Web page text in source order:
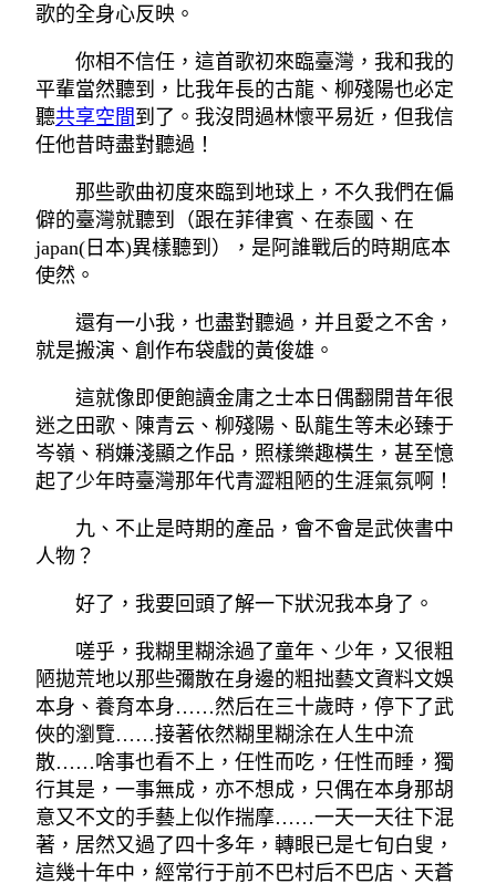
歌的全身心反映。
你相不信任，這首歌初來臨臺灣，我和我的
平輩當然聽到，比我年長的古龍、柳殘陽也必定
聽共享空間到了。我沒問過林懷平易近，但我信
任他昔時盡對聽過！
那些歌曲初度來臨到地球上，不久我們在偏
僻的臺灣就聽到（跟在菲律賓、在泰國、在
japan(日本)異樣聽到），是阿誰戰后的時期底本
使然。
還有一小我，也盡對聽過，并且愛之不舍，
就是搬演、創作布袋戲的黃俊雄。
這就像即便飽讀金庸之士本日偶翻開昔年很
迷之田歌、陳青云、柳殘陽、臥龍生等未必臻于
岑嶺、稍嫌淺顯之作品，照樣樂趣橫生，甚至憶
起了少年時臺灣那年代青澀粗陋的生涯氣氛啊！
九、不止是時期的產品，會不會是武俠書中
人物？
好了，我要回頭了解一下狀況我本身了。
嗟乎，我糊里糊涂過了童年、少年，又很粗
陋拋荒地以那些彌散在身邊的粗拙藝文資料文娛
本身、養育本身……然后在三十歲時，停下了武
俠的瀏覽……接著依然糊里糊涂在人生中流
散……啥事也看不上，任性而吃，任性而睡，獨
行其是，一事無成，亦不想成，只偶在本身那胡
意又不文的手藝上似作揣摩……一天一天往下混
著，居然又過了四十多年，轉眼已是七旬白叟，
這幾十年中，經常行于前不巴村后不巴店、天蒼